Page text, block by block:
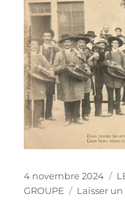
Publié
le
4 novembre 2024
GROUPE
Laisser